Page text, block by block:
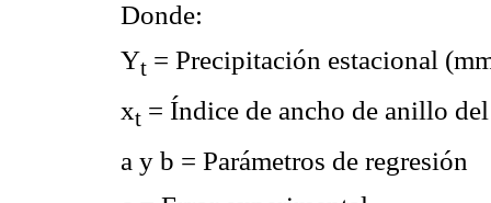
Donde:
Yt = Precipitación estacional
xt = Índice de ancho de anillo
a y b = Parámetros de regresión